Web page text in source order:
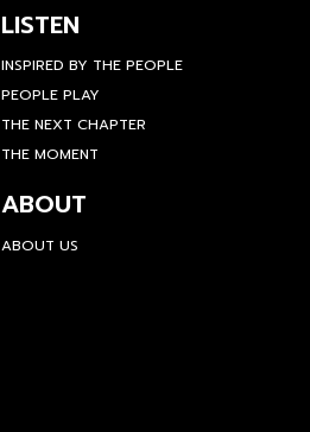
LISTEN
INSPIRED BY THE PEOPLE
PEOPLE PLAY
THE NEXT CHAPTER
THE MOMENT
ABOUT
ABOUT US